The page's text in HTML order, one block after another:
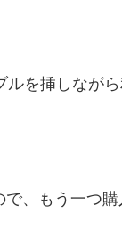
を挿しながら
、もう一つ購